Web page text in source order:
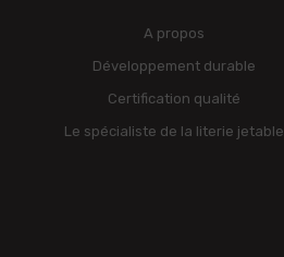
A propos
Développement durable
Certification qualité
Le spécialiste de la literie jetable